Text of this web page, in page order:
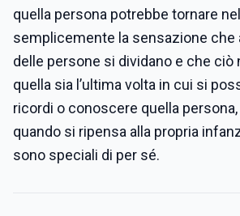
quella persona potrebbe tornare
semplicemente la sensazione che
delle persone si dividano e che
quella sia l’ultima volta in cui si
ricordi o conoscere quella
quando si ripensa alla propria
sono speciali di per sé.